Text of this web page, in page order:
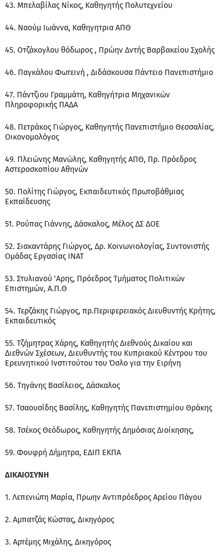
43. Μπελαβίλας Νίκος, Καθηγητής Πολυτεχνείου
44. Ναούμ Ιωάννα, Καθηγητρια ΑΠΘ
45. Οτζάκογλου θόδωρος , Πρώην Δντής Βαρβακείου Σχολής
46. Παγκάλου Φωτεινή , Διδάσκουσα Πάντειο Πανεπιστήμιο
47. Πάντζιου Γραμμάτη, Καθηγήτρια Μηχανικών
Πληροφορικής ΠΑΔΑ
48. Πετράκος Γιώργος, Καθηγητής Πανεπιστήμιο Θεσσαλίας,
Οικονομολόγος
49. Πλειώνης Μανώλης, Καθηγητής ΑΠΘ, Πρ. Πρόεδρος
Αστεροσκοπίου Αθηνών
50. Πολίτης Γιώργος, Εκπαιδευτικός Πρωτοβάθμιας
Εκπαίδευσης
51. Ρούπας Γιάννης, Δάσκαλος, Μέλος ΔΣ ΔΟΕ
52. Σιακαντάρης Γιώργος, Δρ. Κοινωνιολογίας, Συντονιστής
Ομάδας Εργασίας ΙΝΑΤ
53. Στυλιανού 'Αρης, Πρόεδρος Τμήματος Πολιτικών
Επιστημών, Α.Π.Θ
54. Τερζάκης Γιώργος, πρ.Περιφερειακός Διευθυντής Κρήτης,
Εκπαιδευτικός
55. Τζήμητρας Χάρης, Καθηγητής Διεθνούς Δικαίου και
Διεθνών Σχέσεων, Διευθυντής του Κυπριακού Κέντρου του
Ερευνητικού Ινστιτούτου του Όσλο για την Ειρήνη
56. Τηγάνης Βασίλειος, Δάσκαλος
57. Τσαουσίδης Βασίλης, Καθηγητής Πανεπιστημίου Θράκης
58. Τσέκος Θεόδωρος, Καθηγητής Δημόσιας Διοίκησης,
59. Φουφρή Δήμητρα, ΕΔΙΠ ΕΚΠΑ
ΔΙΚΑΙΟΣΥΝΗ
1. Λεπενιώτη Μαρία, Πρωην Αντιπρόεδρος Αρείου Πάγου
2. Αμπατζάς Κώστας, Δικηγόρος
3. Αρτέμης Μιχάλης, Δικηγόρος